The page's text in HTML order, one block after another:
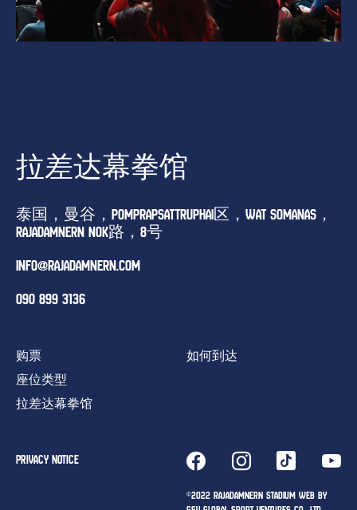
拉差达幕拳馆
泰国，曼谷，POMPRAPSATTRUPHAI区，WAT SOMANAS，
RAJADAMNERN NOK路，8号
INFO@RAJADAMNERN.COM
090 899 3136
购票
座位类型
拉差达幕拳馆
如何到达
PRIVACY NOTICE
©2022 RAJADAMNERN STADIUM WEB BY